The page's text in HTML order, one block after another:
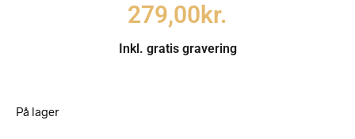
279,00kr.
Inkl. gratis gravering
På lager